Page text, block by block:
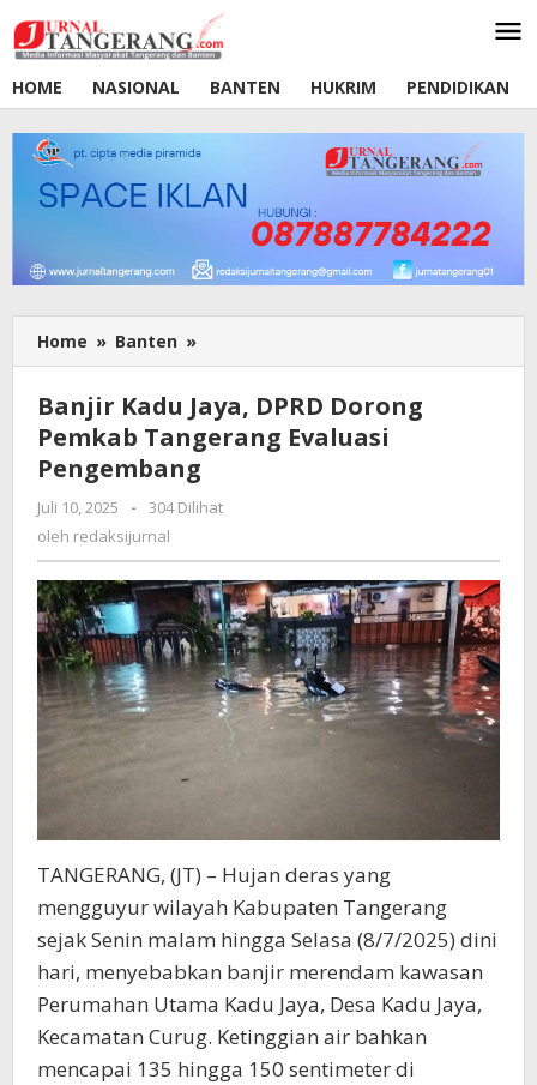
ke
konten
HOME
NASIONAL BANTEN HUKRIM PENDIDIKAN
Home » Banten »
Kadu
DPRD
Dorong
Evaluasi
Banjir Kadu Jaya, DPRD Dorong
Pemkab Tangerang Evaluasi
Pengembang
Juli 10, 2025
oleh
redaksijurnal
-
304 Dilihat
oleh redaksijurnal
TANGERANG, (JT) – Hujan deras yang
mengguyur wilayah Kabupaten Tangerang
sejak Senin malam hingga Selasa (8/7/2025) dini
hari, menyebabkan banjir merendam kawasan
Perumahan Utama Kadu Jaya, Desa Kadu Jaya,
Kecamatan Curug. Ketinggian air bahkan
mencapai 135 hingga 150 sentimeter di